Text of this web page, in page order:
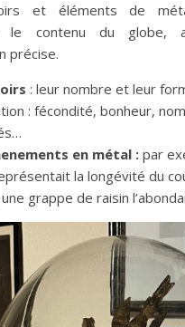
et éléments de
le contenu du globe,
précise.
: leur nombre et leur
: fécondité, bonheur,
en métal : par
la longévité du
grappe de raisin